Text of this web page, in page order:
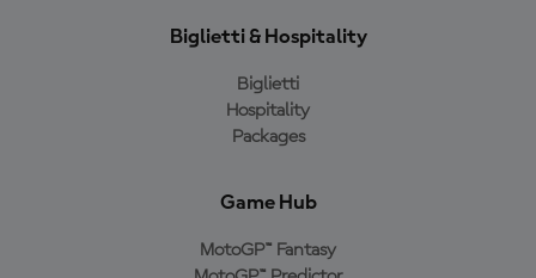
Biglietti & Hospitality
Biglietti
Hospitality
Packages
Game Hub
MotoGP™ Fantasy